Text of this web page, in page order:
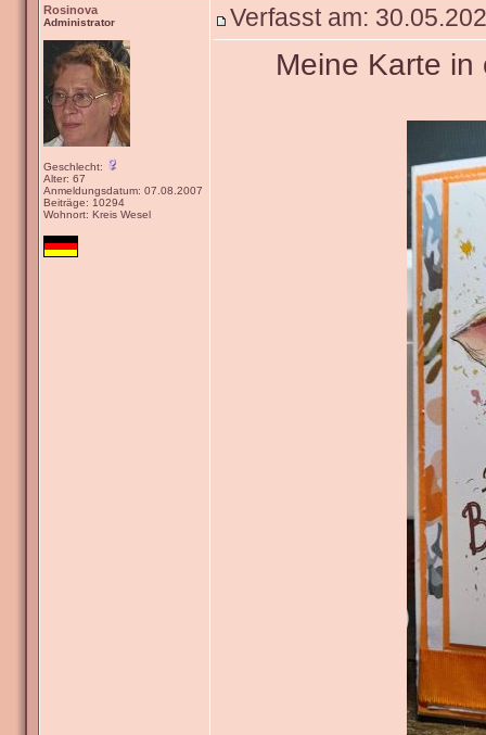
Rosinova
Administrator
Geschlecht:
Alter: 67
Anmeldungsdatum: 07.08.2007
Beiträge: 10294
Wohnort: Kreis Wesel
Verfasst am:
Meine Karte